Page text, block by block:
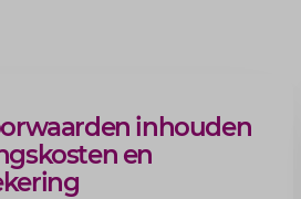
inhouden
en